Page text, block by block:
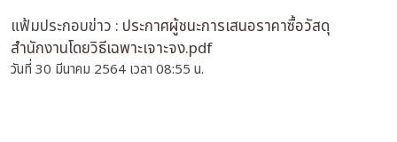
แฟ้มประกอบข่าว : ประกาศผู้ชนะการเสนอราคาซื้อวัสดุ
สำนักงานโดยวิธีเฉพาะเจาะจง.pdf
วันที่ 30 มีนาคม 2564 เวลา 08:55 น.